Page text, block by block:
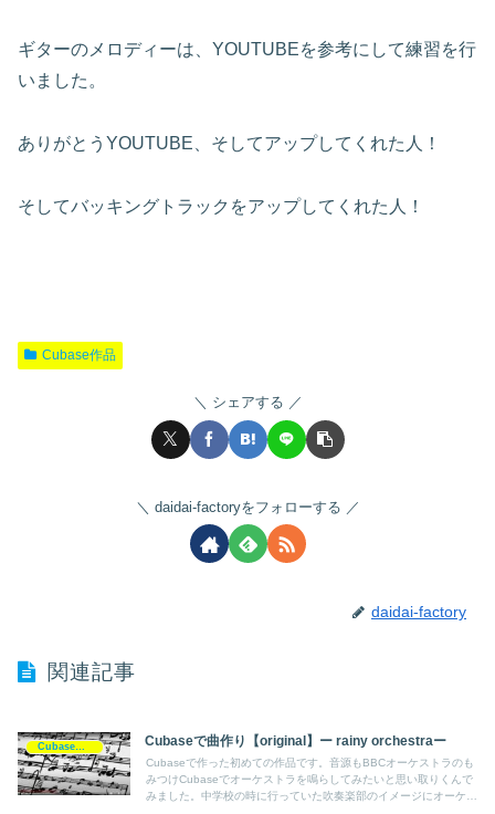
ギターのメロディーは、YOUTUBEを参考にして練習を行
いました。
ありがとうYOUTUBE、そしてアップしてくれた人！
そしてバッキングトラックをアップしてくれた人！
Cubase作品
シェアする
daidai-factoryをフォローする
daidai-factory
関連記事
Cubaseで曲作り【original】ー rainy orchestraー
Cubaseで作った初めての作品です。音源もBBCオーケストラのも
みつけCubaseでオーケストラを鳴らしてみたいと思い取りくんで
みました。中学校の時に行っていた吹奏楽部のイメージにオーケス